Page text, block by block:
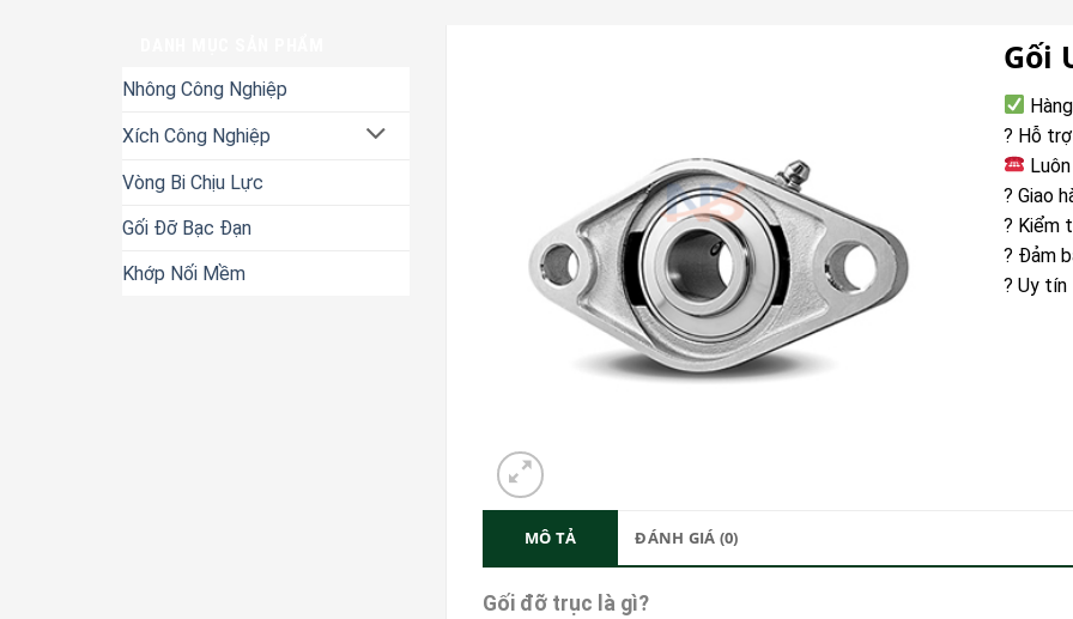
Nhông Công Nghiệp
Xích Công Nghiệp
Vòng Bi Chịu Lực
Gối Đỡ Bạc Đạn
Khớp Nối Mềm
Gối
? Hỗ
? Giao
? Kiểm
? Đảm
? Uy tín
MÔ TẢ ĐÁNH GIÁ (0)
Gối đỡ trục là gì?